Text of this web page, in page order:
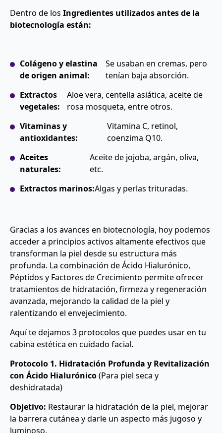
Dentro de los Ingredientes utilizados antes de la
biotecnología están:
Colágeno y elastina
de origen animal:
Se usaban en cremas, pero
tenían baja absorción.
Extractos
vegetales:
Aloe vera, centella asiática, aceite de
rosa mosqueta, entre otros.
Vitaminas y
antioxidantes:
Vitamina C, retinol,
coenzima Q10.
Aceites
naturales:
Aceite de jojoba, argán, oliva,
etc.
Extractos marinos:Algas y perlas trituradas.
Gracias a los avances en biotecnología, hoy podemos
acceder a principios activos altamente efectivos que
transforman la piel desde su estructura más
profunda. La combinación de Ácido Hialurónico,
Péptidos y Factores de Crecimiento permite ofrecer
tratamientos de hidratación, firmeza y regeneración
avanzada, mejorando la calidad de la piel y
ralentizando el envejecimiento.
Aquí te dejamos 3 protocolos que puedes usar en tu
cabina estética en cuidado facial.
Protocolo 1. Hidratación Profunda y Revitalización
con Ácido Hialurónico(Para piel seca y
deshidratada)
Objetivo: Restaurar la hidratación de la piel, mejorar
la barrera cutánea y darle un aspecto más jugoso y
luminoso.